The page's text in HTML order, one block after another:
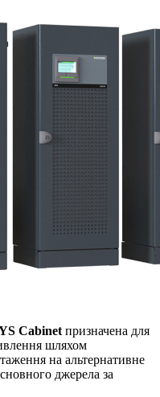
Cabinet призначена для
шляхом
на альтернативне
джерела за